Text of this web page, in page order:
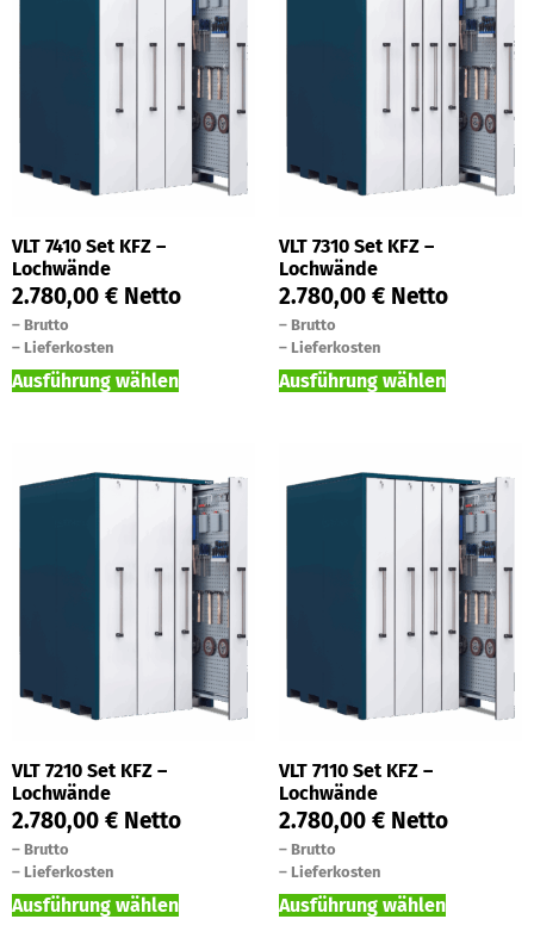
VLT 7410 Set KFZ –
Lochwände
2.780,00 € Netto
– Brutto
– Lieferkosten
Ausführung wählen
VLT 7310 Set KFZ –
Lochwände
2.780,00 € Netto
– Brutto
– Lieferkosten
Ausführung wählen
VLT 7210 Set KFZ –
Lochwände
2.780,00 € Netto
– Brutto
– Lieferkosten
Ausführung wählen
VLT 7110 Set KFZ –
Lochwände
2.780,00 € Netto
– Brutto
– Lieferkosten
Ausführung wählen